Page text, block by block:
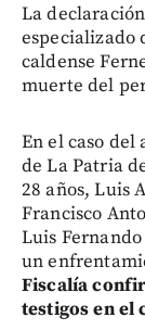
La
especializado
caldense
muerte del
En el caso
de La Patria
28 años, Luis
Francisco
Luis
un
Fiscalía
testigos en el